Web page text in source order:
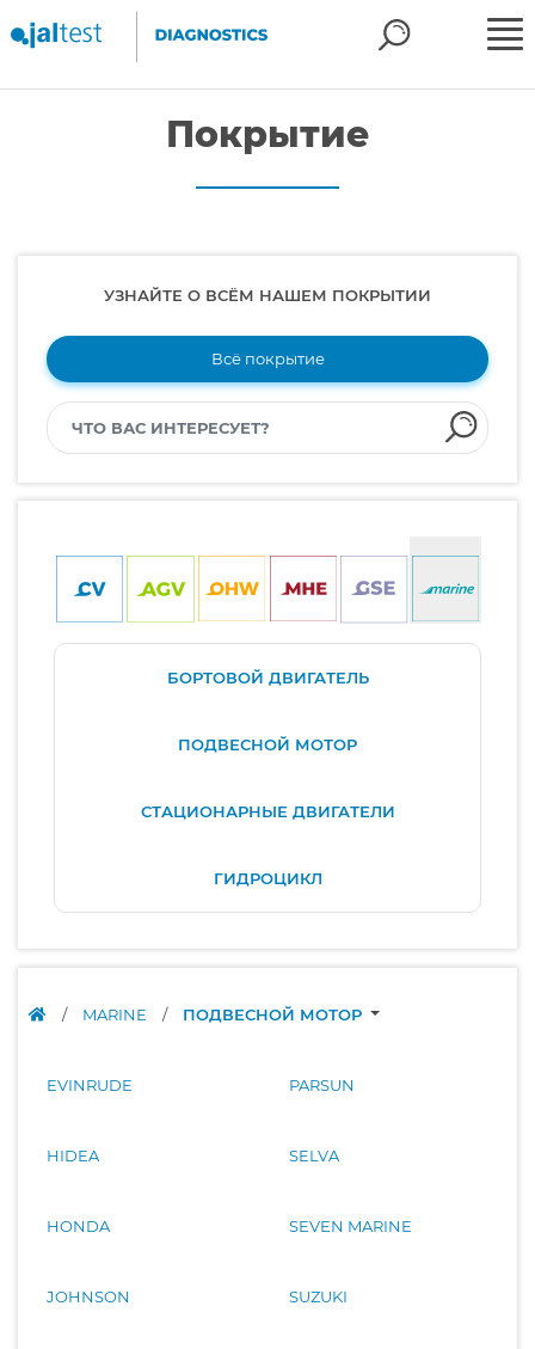
Покрытие
УЗНАЙТЕ О ВСЁМ НАШЕМ ПОКРЫТИИ
Всё покрытие
БОРТОВОЙ ДВИГАТЕЛЬ
ПОДВЕСНОЙ МОТОР
СТАЦИОНАРНЫЕ ДВИГАТЕЛИ
ГИДРОЦИКЛ
/ MARINE / ПОДВЕСНОЙ МОТОР
EVINRUDE
HIDEA
HONDA
JOHNSON
PARSUN
SELVA
SEVEN MARINE
SUZUKI